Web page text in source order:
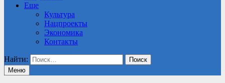
Еще
Культура
Нацпроекты
Экономика
Контакты
Найти:
Меню